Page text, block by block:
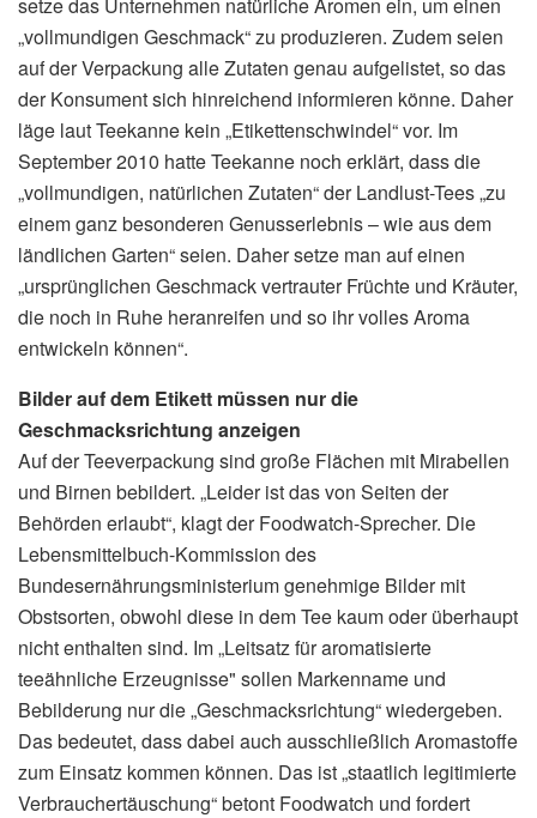
„vollmundigen Geschmack“ zu produzieren. Zudem seien
auf der Verpackung alle Zutaten genau aufgelistet, so das
der Konsument sich hinreichend informieren könne. Daher
läge laut Teekanne kein „Etikettenschwindel“ vor. Im
September 2010 hatte Teekanne noch erklärt, dass die
„vollmundigen, natürlichen Zutaten“ der Landlust-Tees „zu
einem ganz besonderen Genusserlebnis – wie aus dem
ländlichen Garten“ seien. Daher setze man auf einen
„ursprünglichen Geschmack vertrauter Früchte und Kräuter,
die noch in Ruhe heranreifen und so ihr volles Aroma
entwickeln können“.
Bilder auf dem Etikett müssen nur die
Geschmacksrichtung anzeigen
Auf der Teeverpackung sind große Flächen mit Mirabellen
und Birnen bebildert. „Leider ist das von Seiten der
Behörden erlaubt“, klagt der Foodwatch-Sprecher. Die
Lebensmittelbuch-Kommission des
Bundesernährungsministerium genehmige Bilder mit
Obstsorten, obwohl diese in dem Tee kaum oder überhaupt
nicht enthalten sind. Im „Leitsatz für aromatisierte
teeähnliche Erzeugnisse" sollen Markenname und
Bebilderung nur die „Geschmacksrichtung“ wiedergeben.
Das bedeutet, dass dabei auch ausschließlich Aromastoffe
zum Einsatz kommen können. Das ist „staatlich legitimierte
Verbrauchertäuschung“ betont Foodwatch und fordert